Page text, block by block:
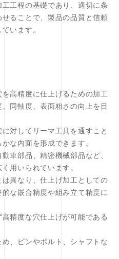
工程の基礎であり、適切に条
ることで、製品の品質と信頼
います。
高精度に仕上げるための加工
同軸度、表面粗さの向上を目
対してリーマ工具を通すこと
な内面を形成できます。
車部品、精密機械部品など、
用いられています。
異なり、仕上げ加工としての
な嵌合精度や組み立て精度に
精度な穴仕上げが可能である
、ピンやボルト、シャフトな